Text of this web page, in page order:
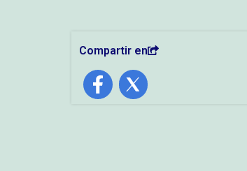
Compartir en